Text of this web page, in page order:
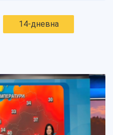
14-дневна